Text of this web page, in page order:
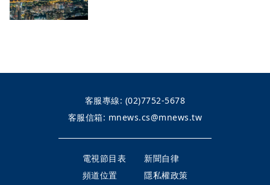
客服專線: (02)7752-5678
客服信箱: mnews.cs@mnews.tw
電視節目表
新聞自律
頻道位置
隱私權政策